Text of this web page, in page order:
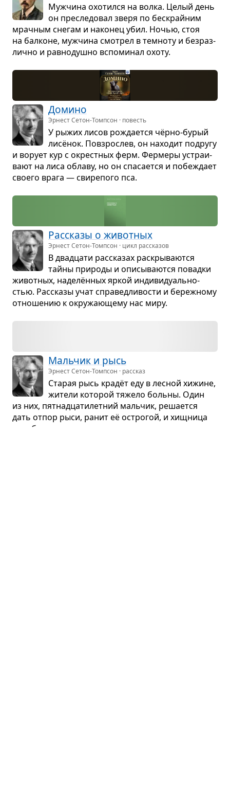
Муж­чина охо­тился на волка. Целый день
он пре­сле­до­вал зверя по бес­крайним
мрач­ным сне­гам и нако­нец убил. Ночью, стоя
на бал­коне, муж­чина смот­рел в тем­ноту и без­раз­
лично и рав­но­душно вспо­ми­нал охоту.
Домино
Эрнест Сетон-Томпсон · повесть
У рыжих лисов рожда­ется чёрно-бурый
лисёнок. Повзрос­лев, он нахо­дит подругу
и ворует кур с окрест­ных ферм. Фер­меры устра­и­
вают на лиса облаву, но он спа­са­ется и побе­ждает
сво­его врага — сви­ре­пого пса.
Рас­сказы о живот­ных
Эрнест Сетон-Томпсон · цикл рассказов
В два­дцати рас­ска­зах рас­кры­ва­ются
тайны при­роды и опи­сы­ва­ются повадки
живот­ных, наделён­ных яркой инди­ви­ду­аль­но­
стью. Рас­сказы учат спра­вед­ли­во­сти и береж­ному
отно­ше­нию к окру­жа­ю­щему нас миру.
Маль­чик и рысь
Эрнест Сетон-Томпсон · рассказ
Ста­рая рысь крадёт еду в лес­ной хижине,
жители кото­рой тяжело больны. Один
из них, пят­надца­ти­лет­ний маль­чик, реша­ется
дать отпор рыси, ранит её остро­гой, и хищ­ница
поги­бает.